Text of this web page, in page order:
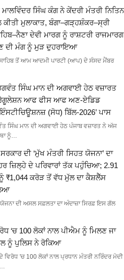
ਸਿੰਘ ਕੰਗ ਨੇ ਕੇਂਦਰੀ ਮੰਤਰੀ ਨਿਤਿਨ
ਕੀਤੀ ਮੁਲਾਕਾਤ, ਬੰਗਾ–ਗੜ੍ਹਸ਼ੰਕਰ–ਸ੍ਰੀ
ਦੇਵੀ ਮਾਰਗ ਨੂੰ ਰਾਸ਼ਟਰੀ ਰਾਜਮਾਰਗ
ਦੀ ਮੰਗ ਨੂੰ ਮੁੜ ਦੁਹਰਾਇਆ
ਤੋਂ ਆਮ ਆਦਮੀ ਪਾਰਟੀ (ਆਪ) ਦੇ ਸੰਸਦ ਮੈਂਬਰ
ਸਿੰਘ ਮਾਨ ਦੀ ਅਗਵਾਈ ਹੇਠ ਵਜ਼ਾਰਤ
ਰੈਗੂਲੇਸ਼ਨ ਆਫ ਫੀਸ ਆਫ ਅਣ-ਏਡਿਡ
(ਸੋਧ) ਬਿੱਲ-2026’ ਪਾਸ
ਸਿੰਘ ਮਾਨ ਦੀ ਅਗਵਾਈ ਹੇਠ ਪੰਜਾਬ ਵਜ਼ਾਰਤ ਨੇ ਅੱਜ
ਨੂੰ…
ਦੀ ‘ਮੁੱਖ ਮੰਤਰੀ ਸਿਹਤ ਯੋਜਨਾ’ ਦਾ
ਜ਼ਿਲ੍ਹੇ ਦੇ ਪਰਿਵਾਰਾਂ ਤੱਕ ਪਹੁੰਚਿਆ; 2.91
₹1,044 ਕਰੋੜ ਤੋਂ ਵੱਧ ਮੁੱਲ ਦਾ ਕੈਸ਼ਲੈੱਸ
ਯੋਜਨਾ ਦੀ ਅਸਲ ਸਫ਼ਲਤਾ ਦਾ ਅੰਦਾਜ਼ਾ ਸਿਰਫ਼ ਇਸ ਗੱਲ
‘ਚ 100 ਲੋਕਾਂ ਨਾਲ ਪੀਐਮ ਨੂੰ ਮਿਲਣ ਜਾ
ਨੂੰ ਪੁਲਿਸ ਨੇ ਰੋਕਿਆ
'ਚ 100 ਲੋਕਾਂ ਨਾਲ ਪ੍ਰਧਾਨ ਮੰਤਰੀ ਨਰਿੰਦਰ ਮੋਦੀ